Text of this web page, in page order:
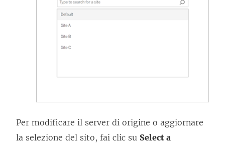
u
n
Per modificare il server di origine o aggiornare
la selezione del sito, fai clic su Select a